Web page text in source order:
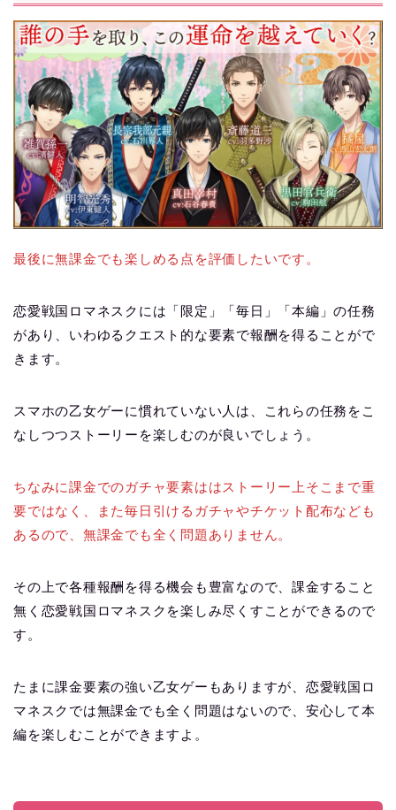
最後に無課金でも楽しめる点を評価したいです。
恋愛戦国ロマネスクには「限定」「毎日」「本編」の任務
があり、いわゆるクエスト的な要素で報酬を得ることがで
きます。
スマホの乙女ゲーに慣れていない人は、これらの任務をこ
なしつつストーリーを楽しむのが良いでしょう。
ちなみに課金でのガチャ要素ははストーリー上そこまで重
要ではなく、また毎日引けるガチャやチケット配布なども
あるので、無課金でも全く問題ありません。
その上で各種報酬を得る機会も豊富なので、課金すること
無く恋愛戦国ロマネスクを楽しみ尽くすことができるので
す。
たまに課金要素の強い乙女ゲーもありますが、恋愛戦国ロ
マネスクでは無課金でも全く問題はないので、安心して本
編を楽しむことができますよ。